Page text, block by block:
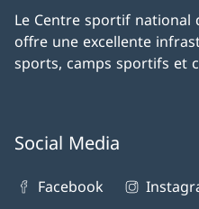
Le Centre sportif national
offre une excellente
sports, camps sportifs et
Social Media
Facebook